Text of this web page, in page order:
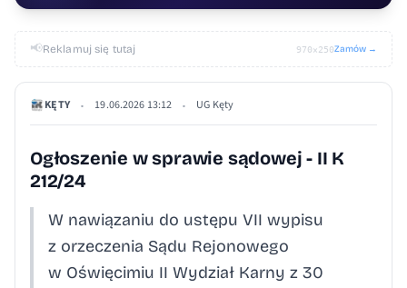
📢Reklamuj się tutaj 970×250Zamów →
KĘTY • 19.06.2026 13:12 • UG Kęty
Ogłoszenie w sprawie sądowej - II K
212/24
W nawiązaniu do ustępu VII wypisu
z orzeczenia Sądu Rejonowego
w Oświęcimiu II Wydział Karny z 30